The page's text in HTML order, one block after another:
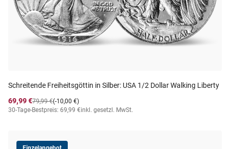
Schreitende Freiheitsgöttin in Silber: USA 1/2 Dollar Walking Liberty
69,99 €
(-10,00 €)
79,99 €
30-Tage-Bestpreis: 69,99 €inkl. gesetzl. MwSt.